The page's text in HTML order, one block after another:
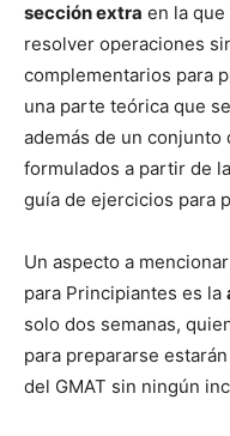
sección extra en la
resolver operaciones
complementarios para
una parte teórica que
además de un conjunto
formulados a partir de
guía de ejercicios para
Un aspecto a
para Principiantes es la
solo dos semanas,
para prepararse
del GMAT sin ningún